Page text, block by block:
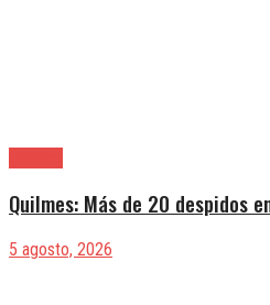
Quilmes: Más de 20 despidos
5 agosto, 2026